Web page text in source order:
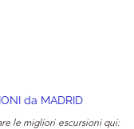
da MADRID
Vi consigliamo di prenotare le migliori escursioni qui: